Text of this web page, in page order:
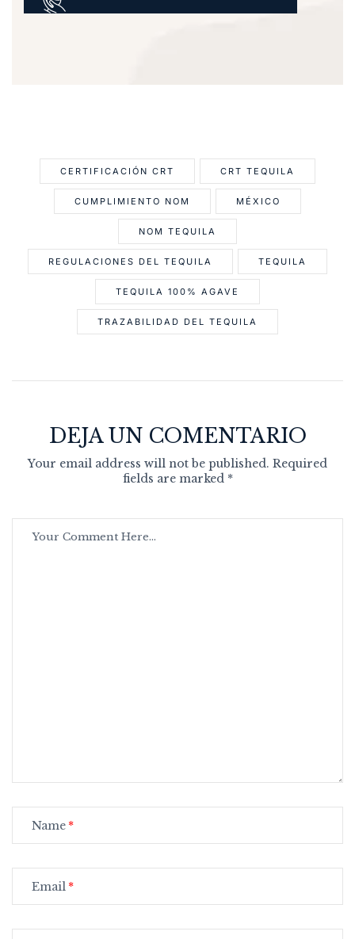
CERTIFICACIÓN CRT CRT TEQUILA
CUMPLIMIENTO NOM MÉXICO
NOM TEQUILA
REGULACIONES DEL TEQUILA TEQUILA
TEQUILA 100% AGAVE
TRAZABILIDAD DEL TEQUILA
DEJA UN COMENTARIO
Your email address will not be published. Required
fields are marked *
Name
Email